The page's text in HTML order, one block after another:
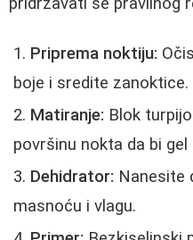
Priprema noktiju:
boje i sredite zanoktice.
Matiranje: Blok
površinu nokta da bi gel
Dehidrator: Nanesite
masnoću i vlagu.